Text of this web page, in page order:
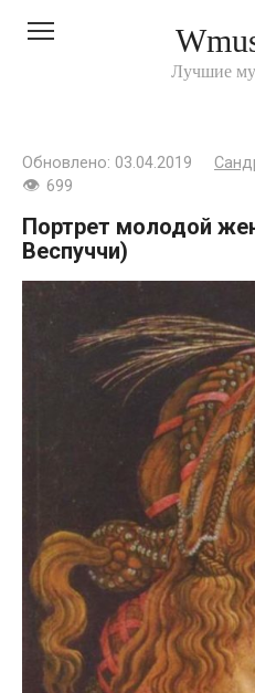
Лучшие
Обновлено: 03.04.2019
699
Портрет молодой
Веспуччи)